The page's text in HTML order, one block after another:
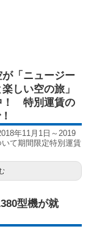
「ニュージー
しい空の旅」
！ 特別運賃の
年11月1日～2019
て期間限定特別運賃
型機が就